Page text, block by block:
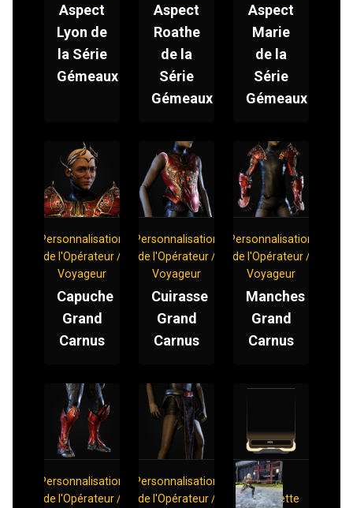
Aspect
Lyon de
la Série
Gémeaux
Aspect
Roathe
de la
Série
Gémeaux
Aspect
Marie
de la
Série
Gémeaux
Personnalisation
de l'Opérateur /
Voyageur
Capuche
Grand
Carnus
Personnalisation
de l'Opérateur /
Voyageur
Cuirasse
Grand
Carnus
Personnalisation
de l'Opérateur /
Voyageur
Manches
Grand
Carnus
Personnalisation
de l'Opérateur /
Personnalisation
de l'Opérateur /
Mod
Baïonnette